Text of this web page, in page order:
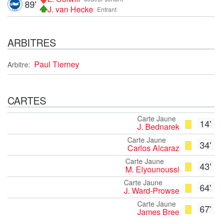
Entrant
J. van Hecke
89'
ARBITRES
Arbitre: Paul Tierney
CARTES
14'
Carte Jaune
J. Bednarek
34'
Carte Jaune
Carlos Alcaraz
43'
Carte Jaune
M. Elyounoussi
64'
Carte Jaune
J. Ward-Prowse
67'
Carte Jaune
James Bree